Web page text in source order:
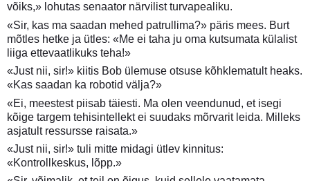
võiks,» lohutas senaator närvilist turvapealiku.
«Sir, kas ma saadan mehed patrullima?» päris mees. Burt
mõtles hetke ja ütles: «Me ei taha ju oma kutsumata külalist
liiga ettevaatlikuks teha!»
«Just nii, sir!» kiitis Bob ülemuse otsuse kõhklematult heaks.
«Kas saadan ka robotid välja?»
«Ei, meestest piisab täiesti. Ma olen veendunud, et isegi
kõige targem tehisintellekt ei suudaks mõrvarit leida. Milleks
asjatult ressursse raisata.»
«Just nii, sir!» tuli mitte midagi ütlev kinnitus:
«Kontrollkeskus, lõpp.»